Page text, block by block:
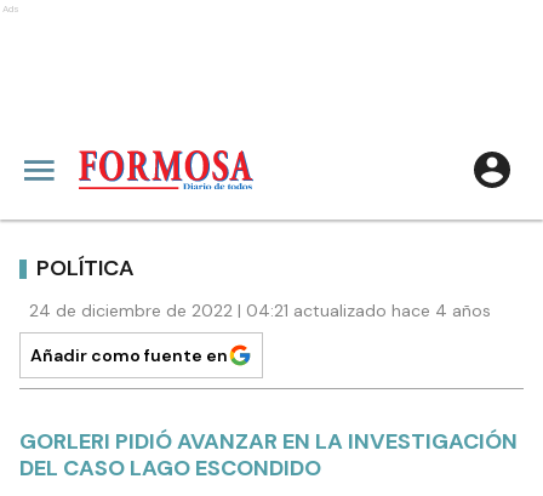
Ads
POLÍTICA
24 de diciembre de 2022 | 04:21 actualizado hace 4 años
Añadir como fuente en
GORLERI PIDIÓ AVANZAR EN LA INVESTIGACIÓN
DEL CASO LAGO ESCONDIDO